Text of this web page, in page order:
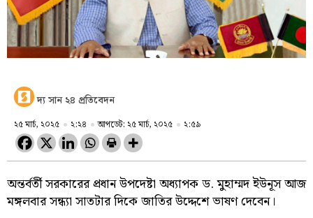
দ্য সান ২৪ প্রতিবেদন
২৫ মার্চ, ২০২৫ ২:২৪ আপডেট: ২৫ মার্চ, ২০২৫ ২:৫৯
অন্তর্বর্তী সরকারের প্রধান উপদেষ্টা অধ্যাপক ড. মুহাম্মদ ইউনূস আজ
মঙ্গলবার সন্ধ্যা সাতটার দিকে জাতির উদ্দেশে ভাষণ দেবেন।